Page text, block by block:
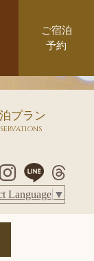
プラン
Language ▼
ご宿泊
予約